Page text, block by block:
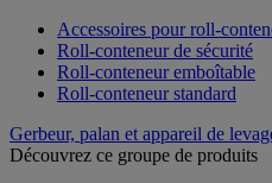
Accessoires pour roll-
Roll-conteneur de sécurité
Roll-conteneur emboîtable
Roll-conteneur standard
Gerbeur, palan et appareil de
Découvrez ce groupe de produits